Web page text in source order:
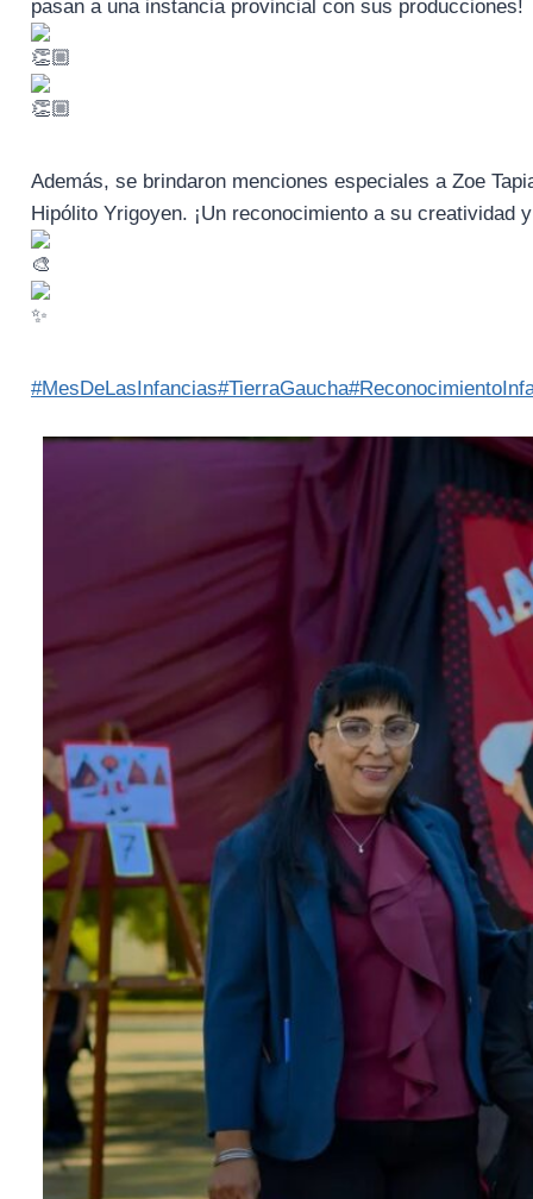
pasan a una instancia provincial con sus producciones!
Además, se brindaron menciones especiales a Zoe
Hipólito Yrigoyen. ¡Un reconocimiento a su creatividad
#MesDeLasInfancias#TierraGaucha